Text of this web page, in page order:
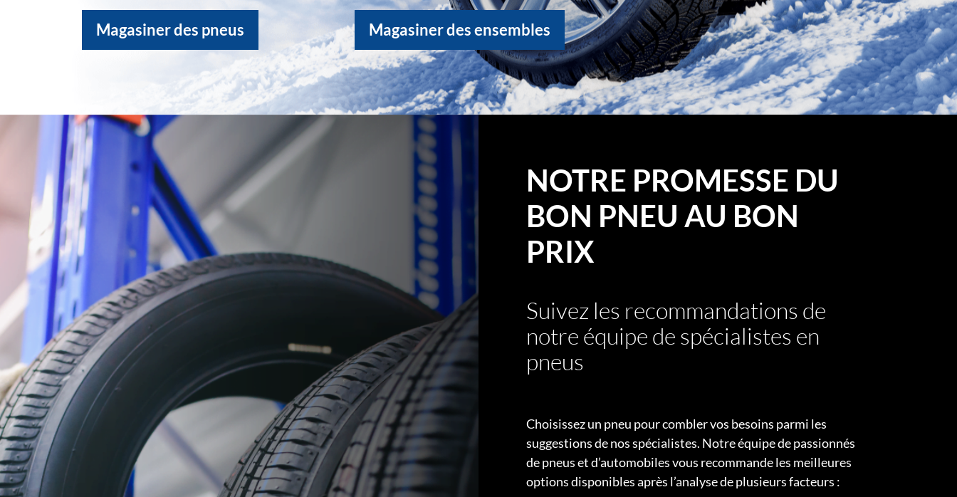
Magasiner des pneus Magasiner des ensembles
NOTRE PROMESSE DU
BON PNEU AU BON
PRIX
Suivez les recommandations de
notre équipe de spécialistes en
pneus
Choisissez un pneu pour combler vos besoins parmi les
suggestions de nos spécialistes. Notre équipe de passionnés
de pneus et d’automobiles vous recommande les meilleures
options disponibles après l’analyse de plusieurs facteurs :